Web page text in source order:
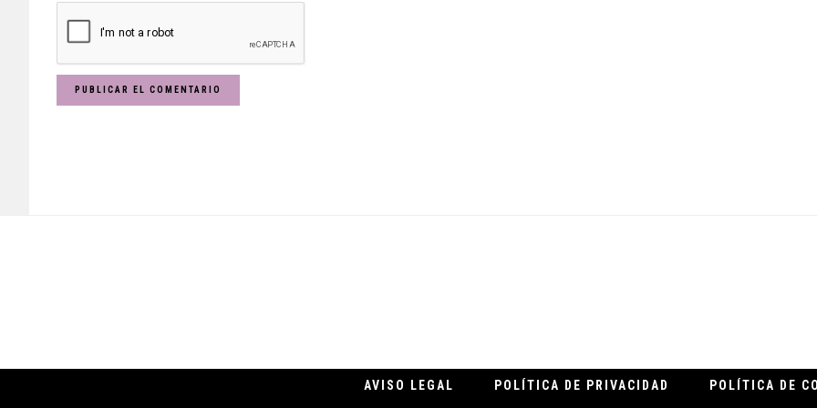
AVISO LEGAL POLÍTICA DE PRIVACIDAD POLÍTICA DE